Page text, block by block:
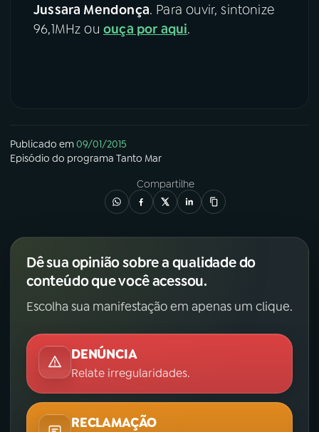
08 FESTIVAL DE MÚSICA
TikTok
Jussara Mendonça. Para ouvir, sintonize
96,1MHz ou ouça por aqui.
Publicado em09/01/2015
Episódio do programa Tanto Mar
Compartilhe
Dê sua opinião sobre a qualidade do
conteúdo que você acessou.
Escolha sua manifestação em apenas um clique.
DENÚNCIA
Relate irregularidades.
RECLAMAÇÃO